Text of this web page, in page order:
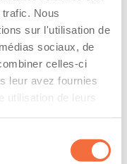
Nous
sur l'utilisation de
sociaux, de
celles-ci
leur avez fournies
utilisation de leurs